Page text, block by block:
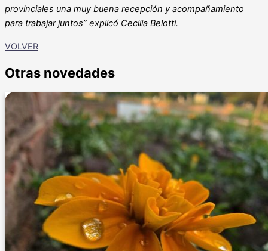
provinciales una muy buena recepción y acompañamiento
para trabajar juntos” explicó Cecilia Belotti.
VOLVER
Otras novedades